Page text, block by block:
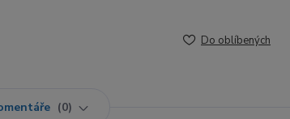
Do oblíbených
0